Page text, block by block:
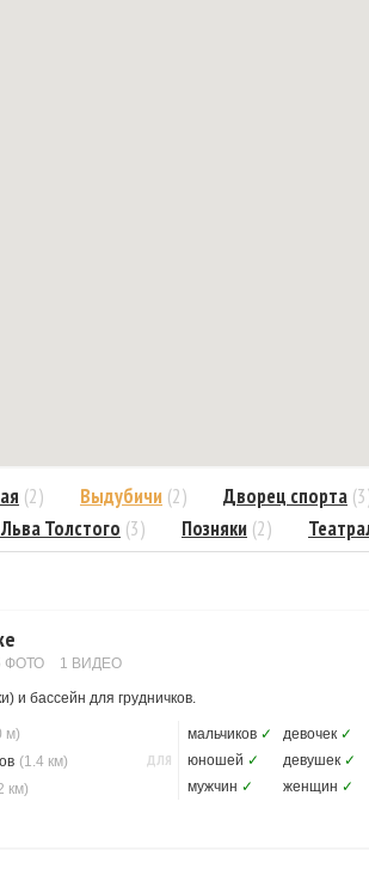
(2) Выдубичи (2) Дворец спорта
Толстого (3) Позняки (2)
ФОТО 1 ВИДЕО
и бассейн для грудничков.
м)
(1.4 км)
км)
ДЛЯ
мальчиков ✓ девочек ✓
юношей ✓ девушек ✓
мужчин ✓ женщин ✓